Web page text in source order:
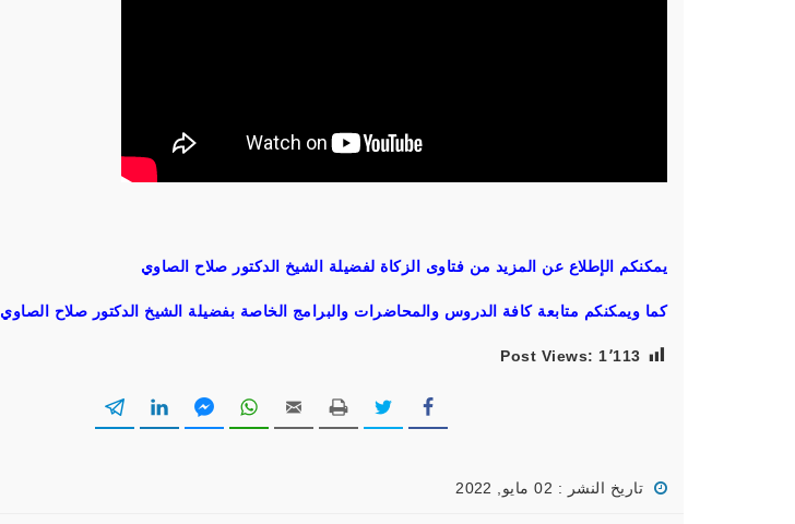
يمكنكم الإطلاع عن المزيد من فتاوى الزكاة لفضيلة الشيخ الدكتور صلاح الصاوي
كما ويمكنكم متابعة كافة الدروس والمحاضرات والبرامج الخاصة بفضيلة الشيخ الدكتور صلاح الصاوي
Post Views: 1٬113
تاريخ النشر : 02 مايو, 2022